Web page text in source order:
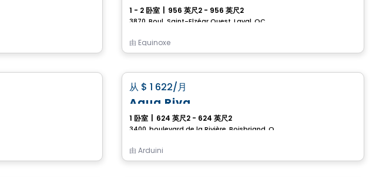
1 - 2 卧室 956 英尺2 - 956 英尺2
3870, Boul. Saint-Elzéar Ouest, Laval, QC
由 Equinoxe
公寓 公寓
从 $ 1 622/月
Aqua Riva
1 卧室 624 英尺2 - 624 英尺2
由 Arduini
公寓 商业地产